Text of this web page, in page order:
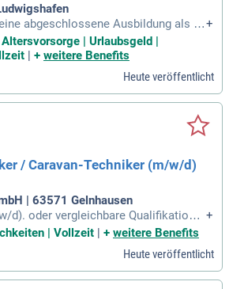
abgeschlossene Ausbildung als K
mit oder hast ein
im KFZ-Handwerk; Dein handw
mit einer hohen Lösungsorie
+
| Urlaubsgeld |
| + weitere Benefits
Heute veröffentlicht
/ Caravan-Techniker (m/w/d)
| 63571 Gelnhausen
d). oder vergleichbare Qualifikation;
Zubehörmontage od
in Elektrik, Gas- und Sanitärtechnik
sorgfältige und eigenverantwortlic
+
| Vollzeit | + weitere Benefits
Heute veröffentlicht